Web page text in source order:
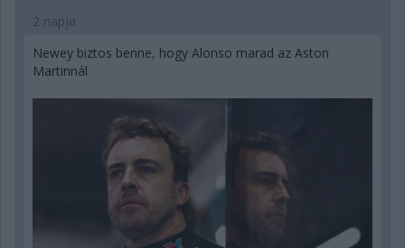
2 napja
Newey biztos benne, hogy Alonso marad az Aston
Martinnál